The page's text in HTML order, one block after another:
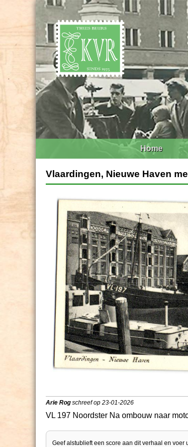
Home
Vlaardingen, Nieuwe Haven
Arie Rog schreef op 23-01-2026
VL 197 Noordster Na ombouw naar
Geef alstublieft een score aan dit verhaal en